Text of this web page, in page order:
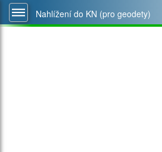
Nahlížení do KN (pro geodety)